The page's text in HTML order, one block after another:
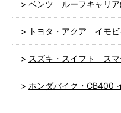
ベンツ ルーフキャリア
トヨタ・アクア イモ
スズキ・スイフト スマ
ホンダバイク・CB400